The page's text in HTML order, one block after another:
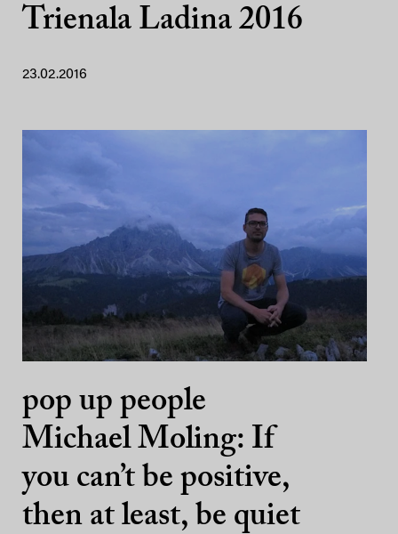
Trienala Ladina 2016
23.02.2016
pop up people
Michael Moling: If
you can’t be positive,
then at least, be quiet